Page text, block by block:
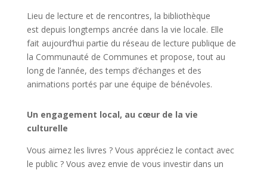
Lieu de lecture et de rencontres, la bibliothèque
est depuis longtemps ancrée dans la vie locale. Elle
fait aujourd’hui partie du réseau de lecture publique de
la Communauté de Communes et propose, tout au
long de l’année, des temps d’échanges et des
animations portés par une équipe de bénévoles.
Un engagement local, au cœur de la vie
culturelle
Vous aimez les livres ? Vous appréciez le contact avec
le public ? Vous avez envie de vous investir dans un